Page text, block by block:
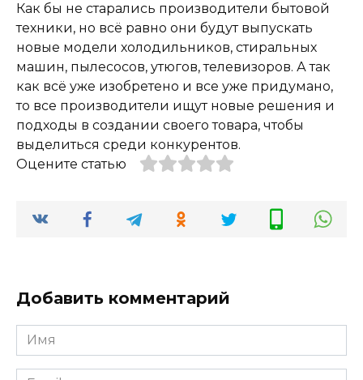
Как бы не старались производители бытовой
техники, но всё равно они будут выпускать
новые модели холодильников, стиральных
машин, пылесосов, утюгов, телевизоров. А так
как всё уже изобретено и все уже придумано,
то все производители ищут новые решения и
подходы в создании своего товара, чтобы
выделиться среди конкурентов.
Оцените статью
Добавить комментарий
Имя
*